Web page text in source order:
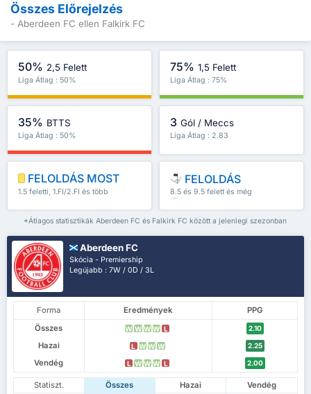
Összes Előrejelzés
- Aberdeen FC ellen Falkirk FC
50% 2,5 Felett
Liga Átlag : 50%
75% 1,5 Felett
Liga Átlag : 75%
35% BTTS
Liga Átlag : 50%
3 Gól / Meccs
Liga Átlag : 2.83
FELOLDÁS MOST
1.5 feletti, 1.FI/2.FI és több
FELOLDÁS
8.5 és 9.5 felett és még
több
*Átlagos statisztikák Aberdeen FC és Falkirk FC között a jelenlegi szezonban
Aberdeen FC
Skócia - Premiership
Legújabb : 7W / 0D / 3L
Forma Eredmények
PPG
Összes
W W W W L 2.10
Hazai L W W W 2.25
Vendég L W W W L 2.00
Statiszt. Összes Hazai
Vendég